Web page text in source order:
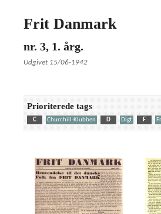
Frit Danmark
nr. 3, 1. årg.
Udgivet 15/06-1942
Prioriterede tags
C Churchill-Klubben D Digt F
Brun, Eske, landsfoged
Brønderslev Buhl,
De frie Danske
F F.L. Schmidth Faxe Kalk
Grønland
H Hempel, J.C., grosserer
Italien
J Juncker, Thorkild, direktør